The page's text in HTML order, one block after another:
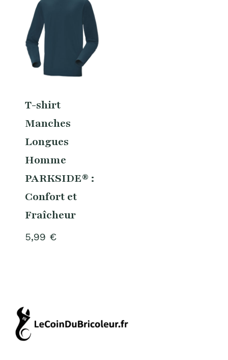
T-shirt
Manches
Longues
Homme
PARKSIDE® :
Confort et
Fraîcheur
5,99 €